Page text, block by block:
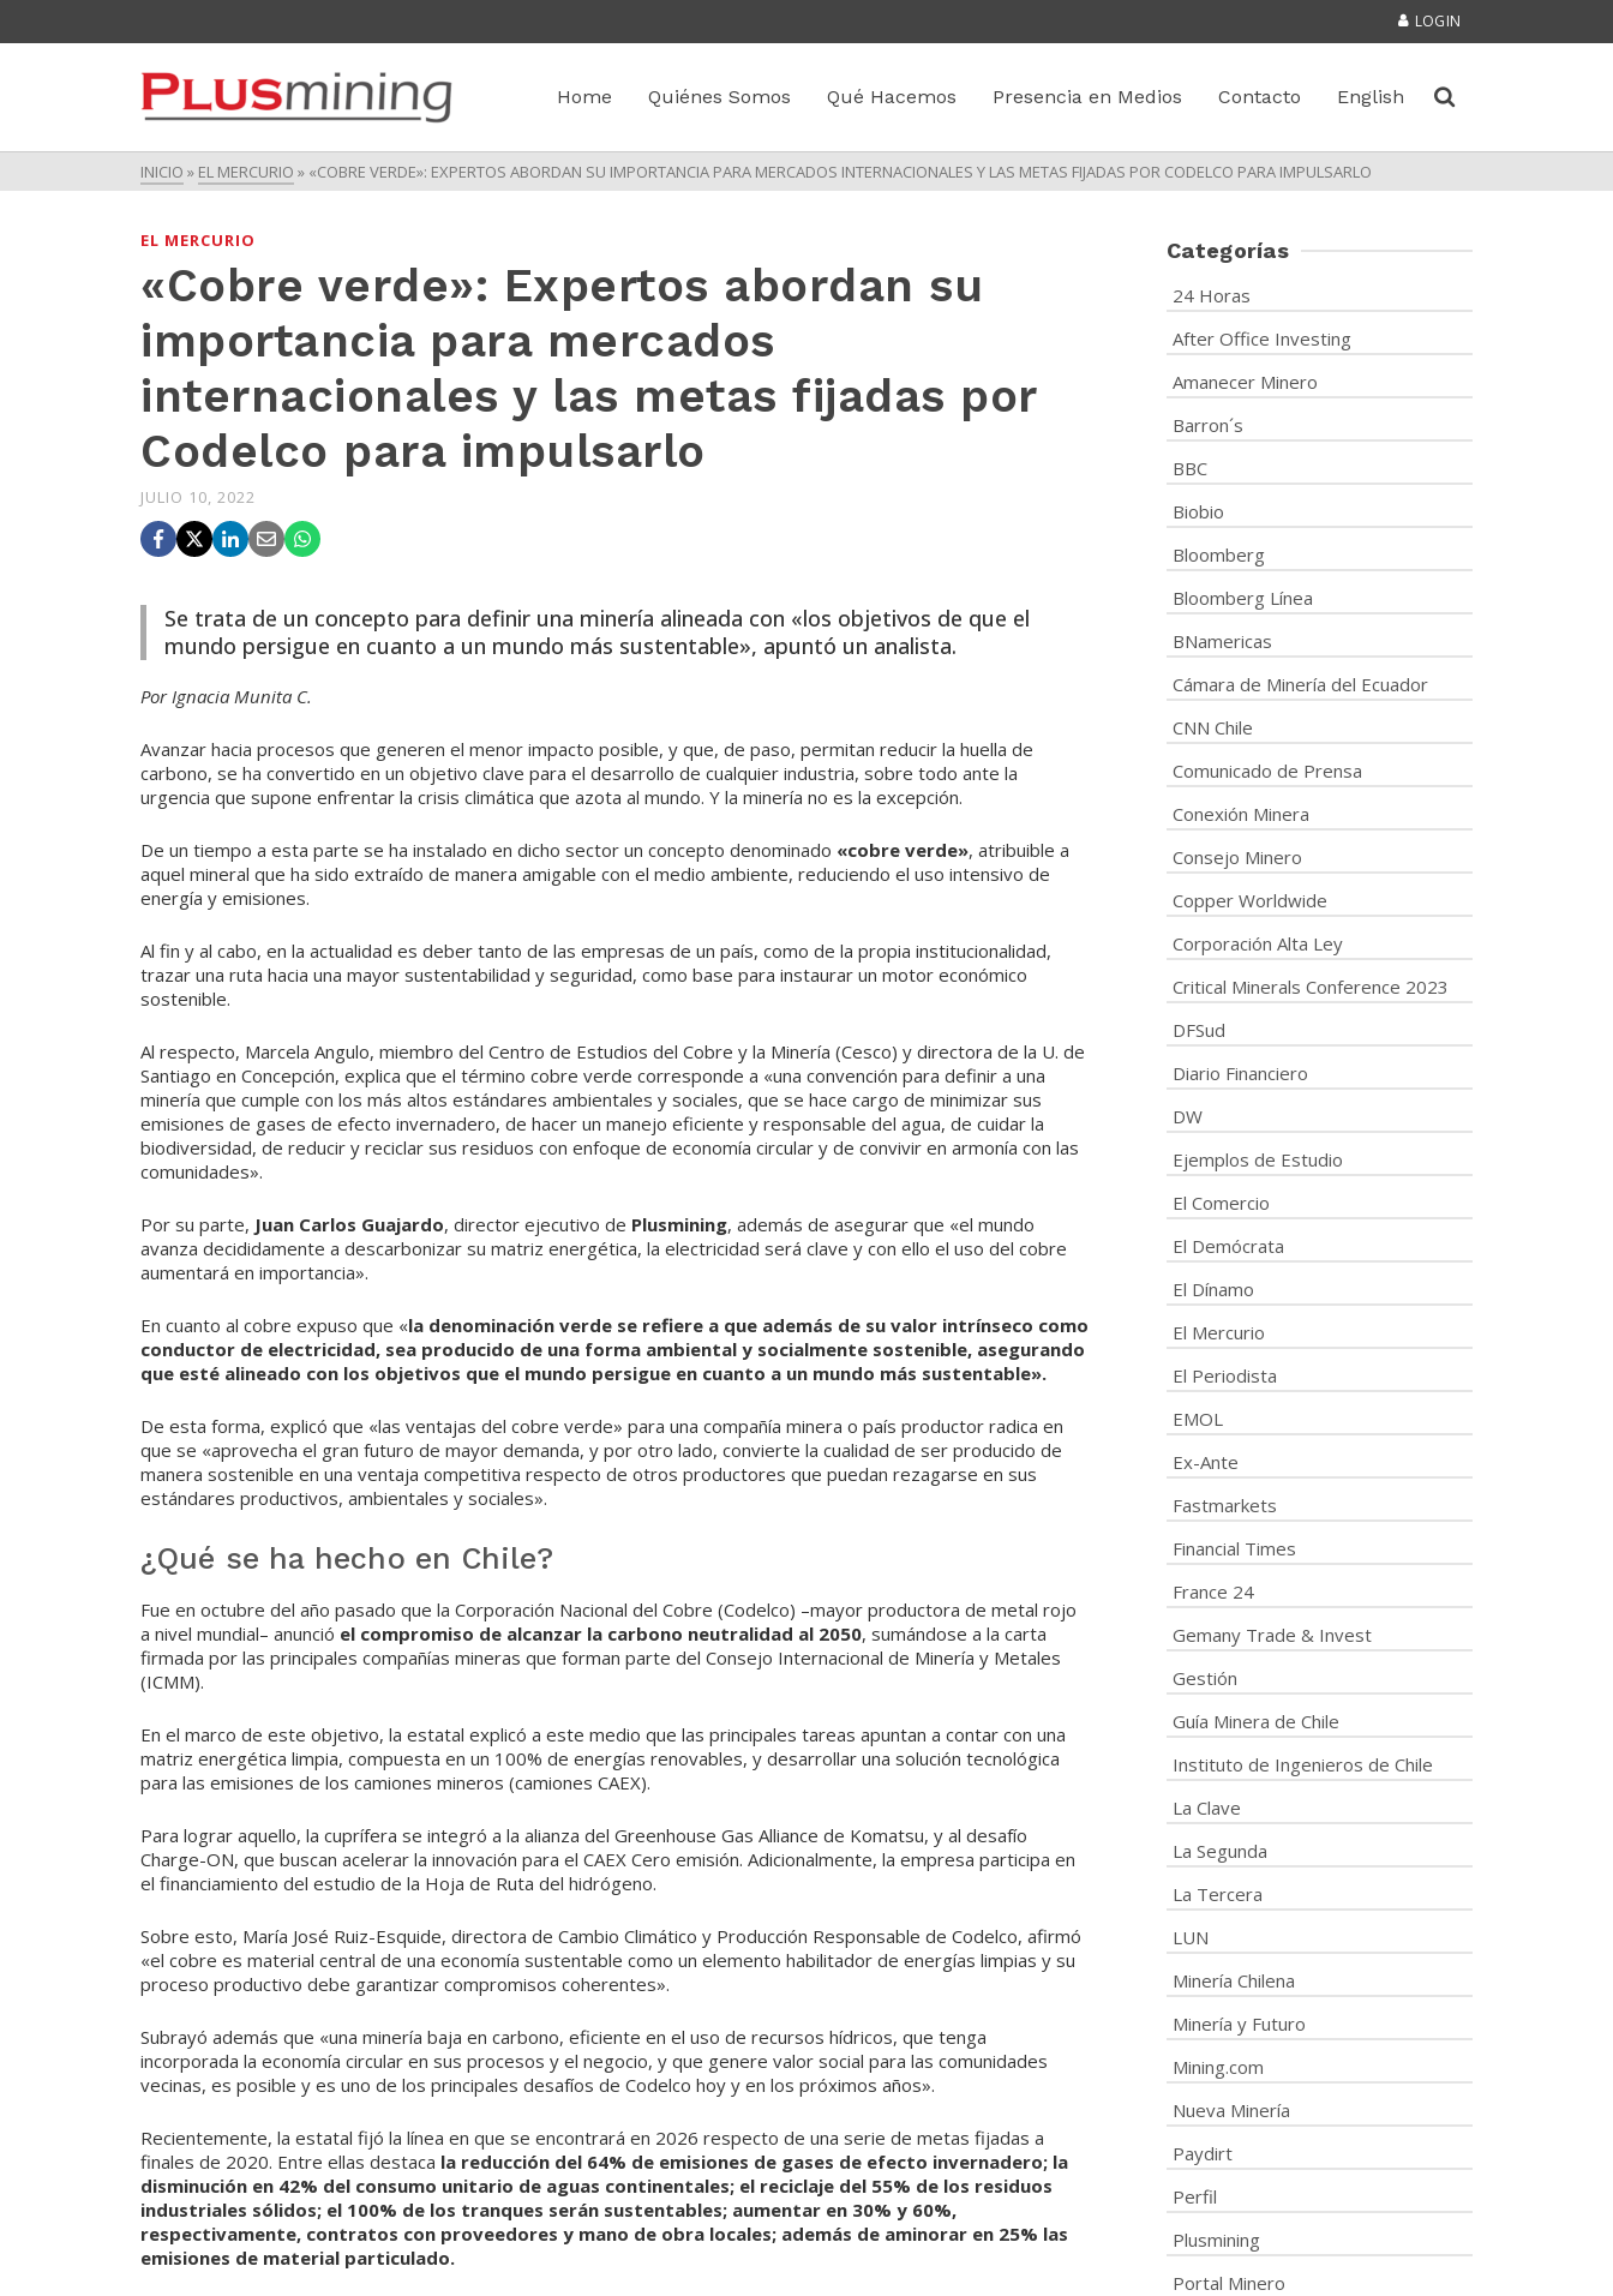
LOGIN
Home Quiénes Somos Qué Hacemos Presencia en Medios Contacto English
INICIO » EL MERCURIO » «COBRE VERDE»: EXPERTOS ABORDAN SU IMPORTANCIA PARA MERCADOS INTERNACIONALES Y LAS METAS FIJADAS POR CODELCO PARA IMPULSARLO
EL MERCURIO
«Cobre verde»: Expertos abordan su
importancia para mercados
internacionales y las metas fijadas por
Codelco para impulsarlo
JULIO 10, 2022
Se trata de un concepto para definir una minería alineada con «los objetivos de que el
mundo persigue en cuanto a un mundo más sustentable», apuntó un analista.
Por Ignacia Munita C.
Avanzar hacia procesos que generen el menor impacto posible, y que, de paso, permitan reducir la huella de
carbono, se ha convertido en un objetivo clave para el desarrollo de cualquier industria, sobre todo ante la
urgencia que supone enfrentar la crisis climática que azota al mundo. Y la minería no es la excepción.
De un tiempo a esta parte se ha instalado en dicho sector un concepto denominado «cobre verde», atribuible a
aquel mineral que ha sido extraído de manera amigable con el medio ambiente, reduciendo el uso intensivo de
energía y emisiones.
Al fin y al cabo, en la actualidad es deber tanto de las empresas de un país, como de la propia institucionalidad,
trazar una ruta hacia una mayor sustentabilidad y seguridad, como base para instaurar un motor económico
sostenible.
Al respecto, Marcela Angulo, miembro del Centro de Estudios del Cobre y la Minería (Cesco) y directora de la U. de
Santiago en Concepción, explica que el término cobre verde corresponde a «una convención para definir a una
minería que cumple con los más altos estándares ambientales y sociales, que se hace cargo de minimizar sus
emisiones de gases de efecto invernadero, de hacer un manejo eficiente y responsable del agua, de cuidar la
biodiversidad, de reducir y reciclar sus residuos con enfoque de economía circular y de convivir en armonía con las
comunidades».
Por su parte, Juan Carlos Guajardo, director ejecutivo de Plusmining, además de asegurar que «el mundo
avanza decididamente a descarbonizar su matriz energética, la electricidad será clave y con ello el uso del cobre
aumentará en importancia».
En cuanto al cobre expuso que «la denominación verde se refiere a que además de su valor intrínseco como
conductor de electricidad, sea producido de una forma ambiental y socialmente sostenible, asegurando
que esté alineado con los objetivos que el mundo persigue en cuanto a un mundo más sustentable».
De esta forma, explicó que «las ventajas del cobre verde» para una compañía minera o país productor radica en
que se «aprovecha el gran futuro de mayor demanda, y por otro lado, convierte la cualidad de ser producido de
manera sostenible en una ventaja competitiva respecto de otros productores que puedan rezagarse en sus
estándares productivos, ambientales y sociales».
¿Qué se ha hecho en Chile?
Fue en octubre del año pasado que la Corporación Nacional del Cobre (Codelco) –mayor productora de metal rojo
a nivel mundial– anunció el compromiso de alcanzar la carbono neutralidad al 2050, sumándose a la carta
firmada por las principales compañías mineras que forman parte del Consejo Internacional de Minería y Metales
(ICMM).
En el marco de este objetivo, la estatal explicó a este medio que las principales tareas apuntan a contar con una
matriz energética limpia, compuesta en un 100% de energías renovables, y desarrollar una solución tecnológica
para las emisiones de los camiones mineros (camiones CAEX).
Para lograr aquello, la cuprífera se integró a la alianza del Greenhouse Gas Alliance de Komatsu, y al desafío
Charge-ON, que buscan acelerar la innovación para el CAEX Cero emisión. Adicionalmente, la empresa participa en
el financiamiento del estudio de la Hoja de Ruta del hidrógeno.
Sobre esto, María José Ruiz-Esquide, directora de Cambio Climático y Producción Responsable de Codelco, afirmó
«el cobre es material central de una economía sustentable como un elemento habilitador de energías limpias y su
proceso productivo debe garantizar compromisos coherentes».
Subrayó además que «una minería baja en carbono, eficiente en el uso de recursos hídricos, que tenga
incorporada la economía circular en sus procesos y el negocio, y que genere valor social para las comunidades
vecinas, es posible y es uno de los principales desafíos de Codelco hoy y en los próximos años».
Recientemente, la estatal fijó la línea en que se encontrará en 2026 respecto de una serie de metas fijadas a
finales de 2020. Entre ellas destaca la reducción del 64% de emisiones de gases de efecto invernadero; la
disminución en 42% del consumo unitario de aguas continentales; el reciclaje del 55% de los residuos
industriales sólidos; el 100% de los tranques serán sustentables; aumentar en 30% y 60%,
respectivamente, contratos con proveedores y mano de obra locales; además de aminorar en 25% las
emisiones de material particulado.
Categorías
24 Horas
After Office Investing
Amanecer Minero
Barron´s
BBC
Biobio
Bloomberg
Bloomberg Línea
BNamericas
Cámara de Minería del Ecuador
CNN Chile
Comunicado de Prensa
Conexión Minera
Consejo Minero
Copper Worldwide
Corporación Alta Ley
Critical Minerals Conference 2023
DFSud
Diario Financiero
DW
Ejemplos de Estudio
El Comercio
El Demócrata
El Dínamo
El Mercurio
El Periodista
EMOL
Ex-Ante
Fastmarkets
Financial Times
France 24
Gemany Trade & Invest
Gestión
Guía Minera de Chile
Instituto de Ingenieros de Chile
La Clave
La Segunda
La Tercera
LUN
Minería Chilena
Minería y Futuro
Mining.com
Nueva Minería
Paydirt
Perfil
Plusmining
Portal Minero